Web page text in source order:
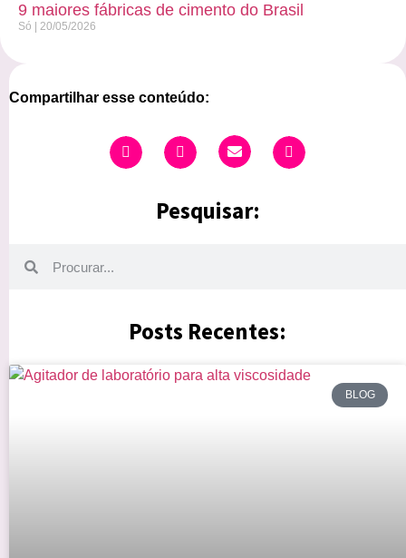
9 maiores fábricas de cimento do Brasil
Só 20/05/2026
Compartilhar esse conteúdo:
Pesquisar:
Posts Recentes:
BLOG